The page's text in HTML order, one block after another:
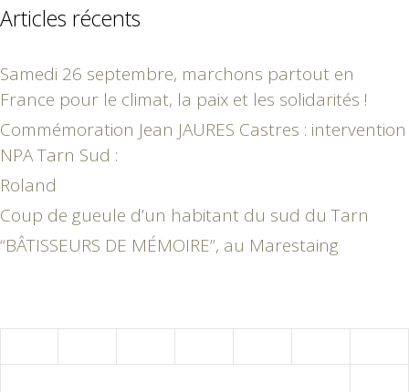
Articles récents
Samedi 26 septembre, marchons partout en
France pour le climat, la paix et les solidarités !
Commémoration Jean JAURES Castres : intervention
NPA Tarn Sud :
Roland
Coup de gueule d’un habitant du sud du Tarn
“BÂTISSEURS DE MÉMOIRE”, au Marestaing